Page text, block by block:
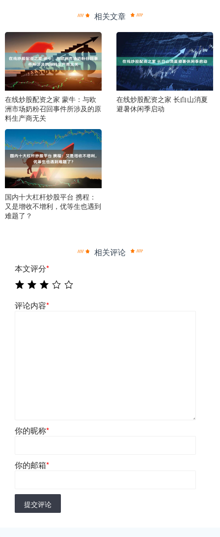
相关文章
在线炒股配资之家 蒙牛：与欧
洲市场奶粉召回事件所涉及的原
料生产商无关
在线炒股配资之家 长白山消夏
避暑休闲季启动
国内十大杠杆炒股平台 携程：
又是增收不增利，优等生也遇到
难题了？
相关评论
本文评分*
评论内容*
你的昵称*
你的邮箱*
提交评论